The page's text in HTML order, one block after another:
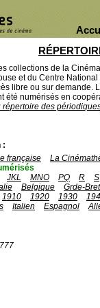
collections de la
et du Centre
libre ou sur demande.
été numérisés en
des
:
française
La
JKL
MNO PQ R S
Belgique Grde-
1910
1920 1930
Italien Espagnol